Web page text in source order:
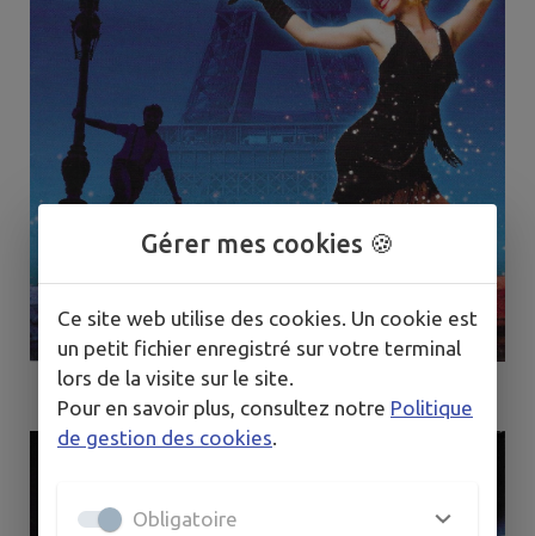
Gérer mes cookies 🍪
Ce site web utilise des cookies. Un cookie est
un petit fichier enregistré sur votre terminal
lors de la visite sur le site.
Pour en savoir plus, consultez notre Politique
de gestion des cookies
Obligatoire